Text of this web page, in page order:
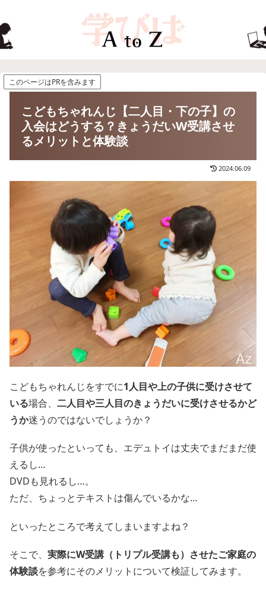
このページはPRを含みます
こどもちゃれんじ【二人目・下の子】の
入会はどうする？きょうだいW受講させ
るメリットと体験談
2024.06.09
こどもちゃれんじをすでに1人目や上の子供に受けさせて
いる場合、 二人目や三人目のきょうだいに受けさせるかど
うか迷うのではないでしょうか？
子供が使ったといっても、エデュトイは丈夫でまだまだ使
えるし…
DVDも見れるし…。
ただ、ちょっとテキストは傷んでいるかな…
といったところで考えてしまいますよね？
そこで、 実際にW受講（トリプル受講も）させたご家庭の
体験談を参考にそのメリットについて検証してみます。